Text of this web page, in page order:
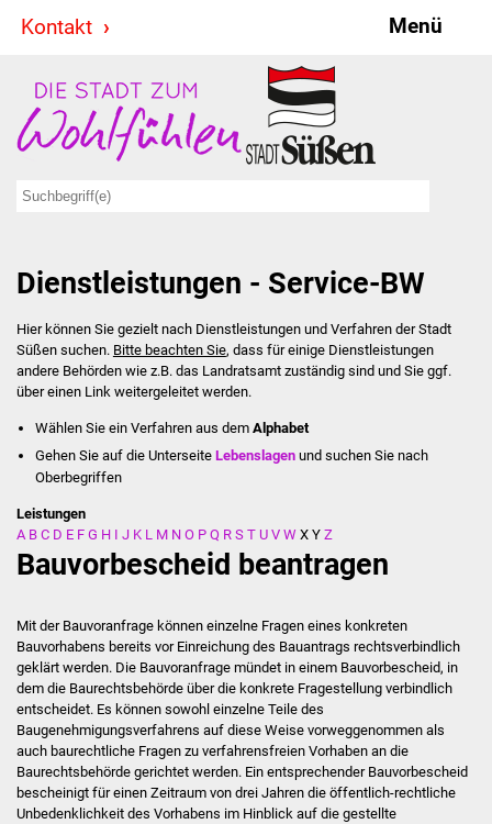
Kontakt Menü
Stadt & Politik
Bürgermeister
Ausschüsse
Ratsinformationssystem
Jugendbeirat
Summerrockfestival
Stadtverwaltung
Behördenwegweiser
Stellenangebote
Kontakt
Veröffentlichungen
Dienstleistungen - Service-BW
Hier können Sie gezielt nach Dienstleistungen und Verfahren der Stadt
Süßen suchen. Bitte beachten Sie, dass für einige Dienstleistungen
andere Behörden wie z.B. das Landratsamt zuständig sind und Sie ggf.
über einen Link weitergeleitet werden.
Wählen Sie ein Verfahren aus dem Alphabet
Gehen Sie auf die UnterseiteLebenslagen und suchen Sie nach
Oberbegriffen
Leistungen
A B C D E F G H I J K L M N O P Q R S T U V W X Y Z
Bauvorbescheid beantragen
Mit der Bauvoranfrage können einzelne Fragen eines konkreten
Bauvorhabens bereits vor Einreichung des Bauantrags rechtsverbindlich
geklärt werden. Die Bauvoranfrage mündet in einem Bauvorbescheid, in
dem die Baurechtsbehörde über die konkrete Fragestellung verbindlich
entscheidet. Es können sowohl einzelne Teile des
Baugenehmigungsverfahrens auf diese Weise vorweggenommen als
auch baurechtliche Fragen zu verfahrensfreien Vorhaben an die
Baurechtsbehörde gerichtet werden. Ein entsprechender Bauvorbescheid
bescheinigt für einen Zeitraum von drei Jahren die öffentlich-rechtliche
Unbedenklichkeit des Vorhabens im Hinblick auf die gestellte